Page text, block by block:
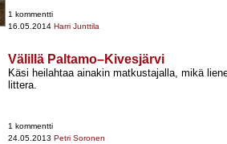
1 kommentti
16.05.2014 Harri Junttila
Välillä Paltamo–Kivesjärvi
Käsi heilahtaa ainakin matkustajalla, mikä
littera.
1 kommentti
24.05.2013 Petri Soronen